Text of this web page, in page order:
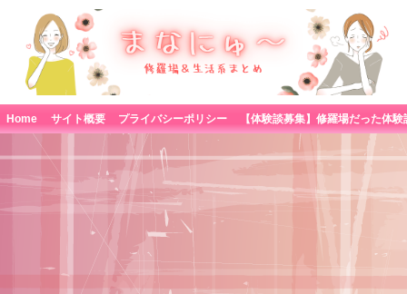
Home サイト概要 プライバシーポリシー